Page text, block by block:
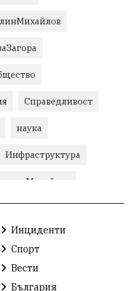
Справедливост
наука
Инфраструктура
Инциденти
Спорт
Вести
България